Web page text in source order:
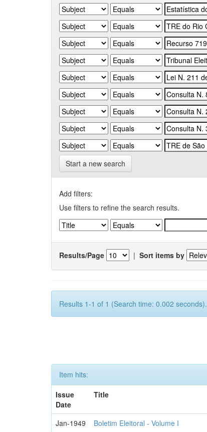
Start a new search
Add filters:
Use filters to refine the search results.
Results/Page | Sort items by
Results 1-1 of 1 (Search time: 0.002 seconds).
Item hits:
Issue
Date
Title
Jan-1949 Boletim Eleitoral - Volume I